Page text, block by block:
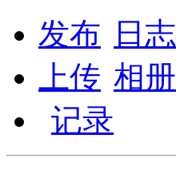
发布
日志
上传 相册
记录